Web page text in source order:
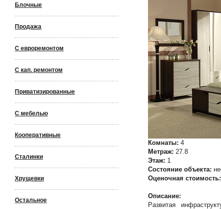
Блочные
Продажа
С евроремонтом
С кап. ремонтом
Приватизированные
С мебелью
Кооперативные
Сталинки
Хрущевки
Остальное
Комнаты: 4
Метраж: 27.8
Этаж: 1
Состояние объекта:
Оценочная
Описание:
Развитая